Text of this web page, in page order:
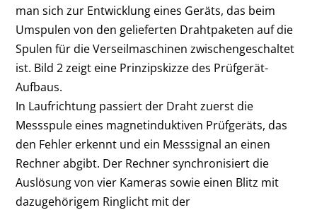
man sich zur Entwicklung eines Geräts, das beim
Umspulen von den gelieferten Drahtpaketen auf die
Spulen für die Verseilmaschinen zwischengeschaltet
ist. Bild 2 zeigt eine Prinzipskizze des Prüfgerät-
Aufbaus.
In Laufrichtung passiert der Draht zuerst die
Messspule eines magnetinduktiven Prüfgeräts, das
den Fehler erkennt und ein Messsignal an einen
Rechner abgibt. Der Rechner synchronisiert die
Auslösung von vier Kameras sowie einen Blitz mit
dazugehörigem Ringlicht mit der